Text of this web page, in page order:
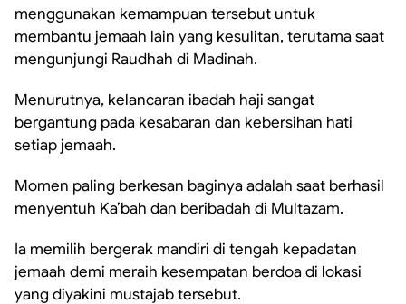
menggunakan kemampuan tersebut untuk
membantu jemaah lain yang kesulitan, terutama saat
mengunjungi Raudhah di Madinah.
Menurutnya, kelancaran ibadah haji sangat
bergantung pada kesabaran dan kebersihan hati
setiap jemaah.
Momen paling berkesan baginya adalah saat berhasil
menyentuh Ka’bah dan beribadah di Multazam.
Ia memilih bergerak mandiri di tengah kepadatan
jemaah demi meraih kesempatan berdoa di lokasi
yang diyakini mustajab tersebut.